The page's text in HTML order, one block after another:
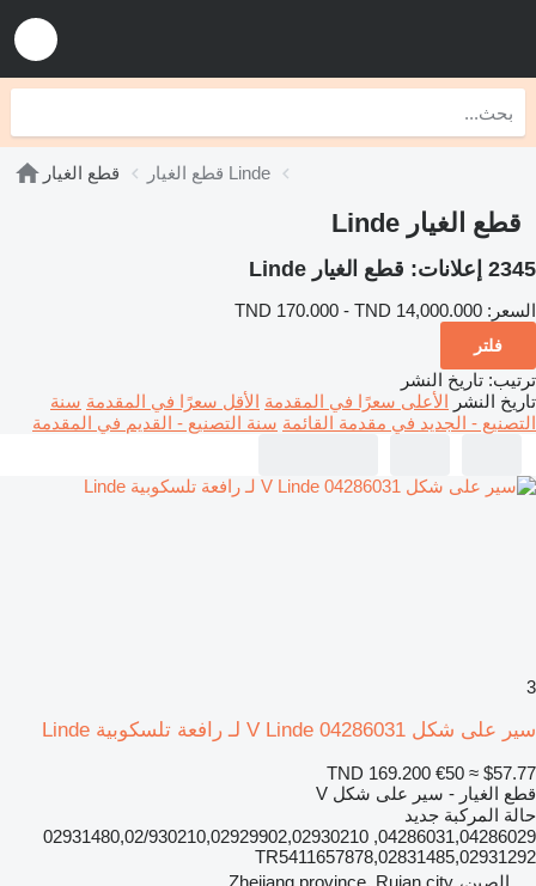
قطع الغيار قطع الغيار Linde
قطع الغيار Linde
2345 إعلانات: قطع الغيار Linde
السعر: TND 170.000 - TND 14,000.000
فلتر
ترتيب: تاريخ النشر
تاريخ النشر الأعلى سعرًا في المقدمة الأقل سعرًا في المقدمة سنة
التصنيع - الجديد في مقدمة القائمة سنة التصنيع - القديم في المقدمة
3
سير على شكل V Linde 04286031 لـ رافعة تلسكوبية Linde
TND 169.200 €50 ≈ $57.77
قطع الغيار - سير على شكل V
حالة المركبة جديد
04286031,04286029, 02931480,02/930210,02929902,02930210
02831485,02931292,TR5411657878
الصين، Zhejiang province, Ruian city